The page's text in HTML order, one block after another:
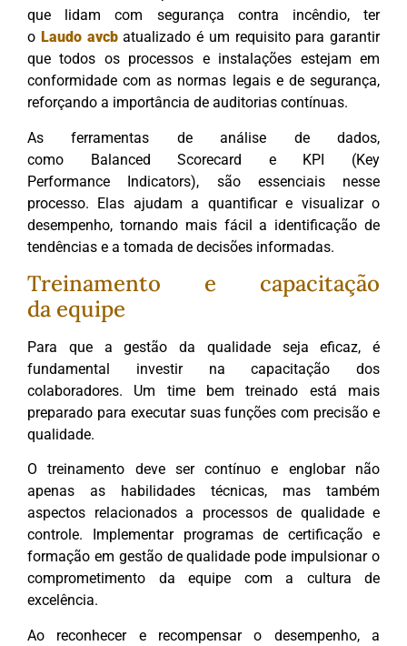
que lidam com segurança contra incêndio, ter
o Laudo avcbatualizado é um requisito para garantir
que todos os processos e instalações estejam em
conformidade com as normas legais e de segurança,
reforçando a importância de auditorias contínuas.
As ferramentas de análise de dados,
como Balanced Scorecard e KPI (Key
Performance Indicators), são essenciais nesse
processo. Elas ajudam a quantificar e visualizar o
desempenho, tornando mais fácil a identificação de
tendências e a tomada de decisões informadas.
Treinamento e capacitação
da equipe
Para que a gestão da qualidade seja eficaz, é
fundamental investir na capacitação dos
colaboradores. Um time bem treinado está mais
preparado para executar suas funções com precisão e
qualidade.
O treinamento deve ser contínuo e englobar não
apenas as habilidades técnicas, mas também
aspectos relacionados a processos de qualidade e
controle. Implementar programas de certificação e
formação em gestão de qualidade pode impulsionar o
comprometimento da equipe com a cultura de
excelência.
Ao reconhecer e recompensar o desempenho, a